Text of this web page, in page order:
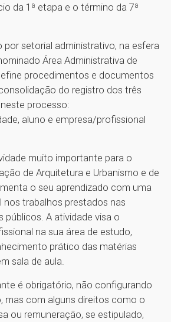
da 1ª etapa e o término da 7ª
por setorial administrativo, na esfera
Área Administrativa de
procedimentos e documentos
do registro dos três
processo:
aluno e empresa/profissional
muito importante para o
de Arquitetura e Urbanismo e de
o seu aprendizado com uma
nos trabalhos prestados nas
públicos. A atividade visa o
na sua área de estudo,
prático das matérias
sala de aula.
é obrigatório, não configurando
mas com alguns direitos como o
ou remuneração, se estipulado,